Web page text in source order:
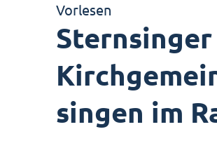
Vorlesen
singen im